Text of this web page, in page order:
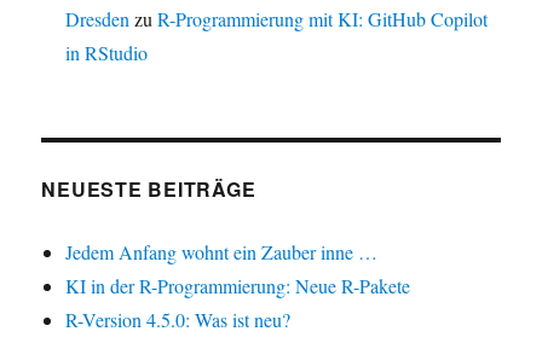
Dresden zuR-Programmierung mit KI: GitHub Copilot
in RStudio
NEUESTE BEITRÄGE
Jedem Anfang wohnt ein Zauber inne …
KI in der R-Programmierung: Neue R-Pakete
R-Version 4.5.0: Was ist neu?